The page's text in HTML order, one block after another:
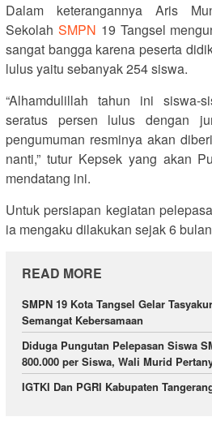
Dalam keterangannya Aris
Sekolah SMPN 19 Tangsel
sangat bangga karena peserta
lulus yaitu sebanyak 254 siswa.
“Alhamdulillah tahun ini siswa-
seratus persen lulus dengan
pengumuman resminya akan
nanti,” tutur Kepsek yang akan
mendatang ini.
Untuk persiapan kegiatan
ia mengaku dilakukan sejak 6
READ MORE
SMPN 19 Kota Tangsel Gelar
Semangat Kebersamaan
Diduga Pungutan Pelepasan Siswa
800.000 per Siswa, Wali Murid
IGTKI Dan PGRI Kabupaten